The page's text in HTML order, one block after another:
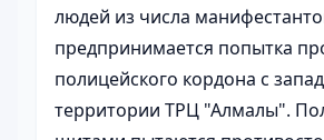
людей из числа
предпринимается попытка
полицейского кордона с
территории ТРЦ "Алмалы".